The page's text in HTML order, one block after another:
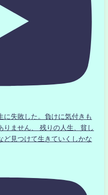
に失敗した。負けに気付きも
りません、 残りの人生、貧し
ど見つけて生きていくしかな